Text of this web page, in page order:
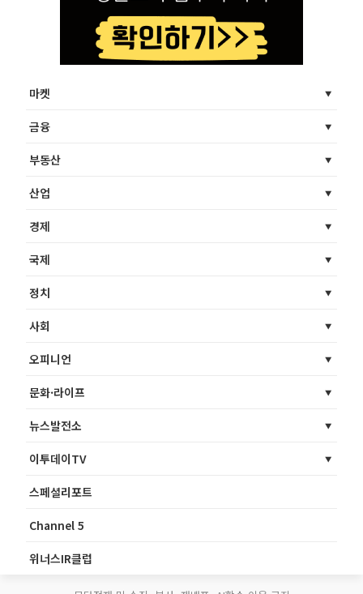
마켓
금융
부동산
산업
경제
국제
정치
사회
오피니언
문화·라이프
뉴스발전소
이투데이TV
스페셜리포트
Channel 5
위너스IR클럽